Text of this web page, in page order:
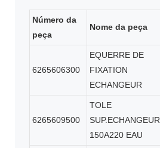
Número da
peça
Nome da peça
6265606300
EQUERRE DE
FIXATION
ECHANGEUR
6265609500
TOLE
SUP.ECHANGEUR
150A220 EAU